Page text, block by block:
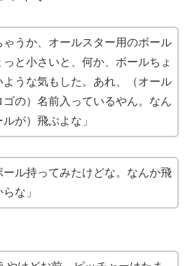
ゃうか、オールスター用のボール
と小さいと、何か、ボールちょ
ような気もした。あれ、（オール
ゴの）名前入っているやん。なん
が）飛ぶよな」
ール持ってみたけどな。なんか飛
な」